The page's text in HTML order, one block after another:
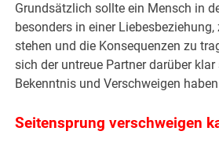
Grundsätzlich sollte ein Mensch in
besonders in einer Liebesbeziehung,
stehen und die Konsequenzen zu
sich der untreue Partner darüber klar
Bekenntnis und Verschweigen
Seitensprung verschweigen